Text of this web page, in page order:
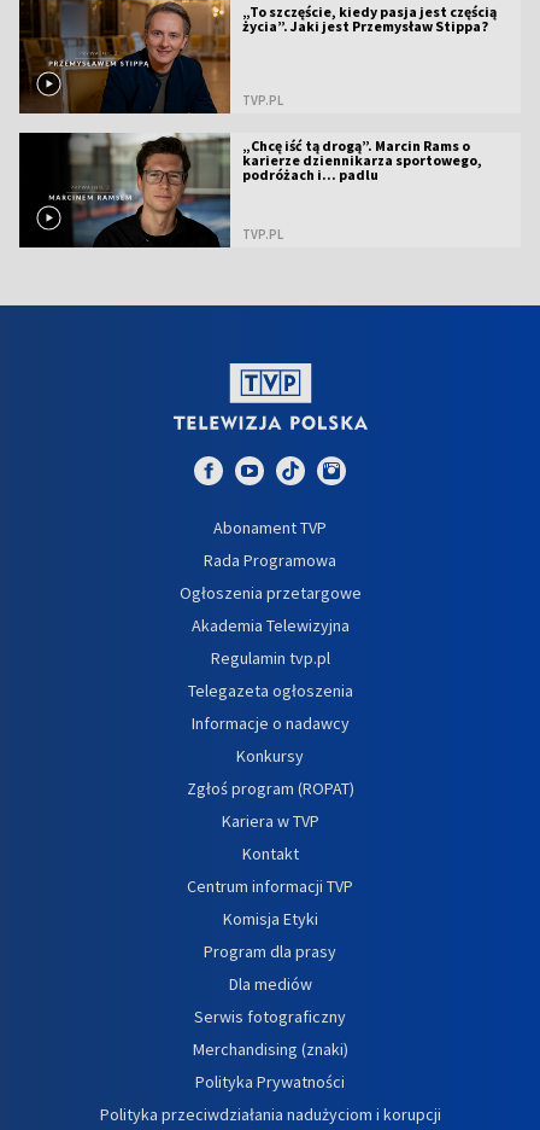
„To szczęście, kiedy pasja jest częścią
życia”. Jaki jest Przemysław Stippa?
TVP.PL
„Chcę iść tą drogą”. Marcin Rams o
karierze dziennikarza sportowego,
podróżach i... padlu
TVP.PL
Abonament TVP
Rada Programowa
Ogłoszenia przetargowe
Akademia Telewizyjna
Regulamin tvp.pl
Telegazeta ogłoszenia
Informacje o nadawcy
Konkursy
Zgłoś program (ROPAT)
Kariera w TVP
Kontakt
Centrum informacji TVP
Komisja Etyki
Program dla prasy
Dla mediów
Serwis fotograficzny
Merchandising (znaki)
Polityka Prywatności
Polityka przeciwdziałania nadużyciom i korupcji